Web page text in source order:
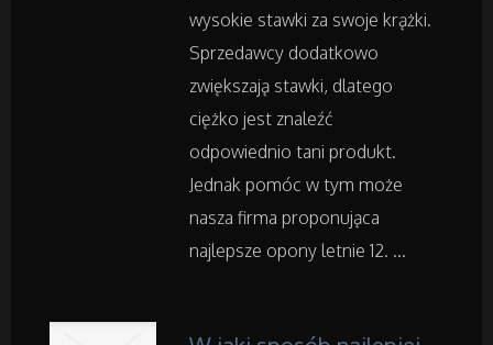
Inne Sklepy
Maszyny Specjalistyczne
Maszyny
Narzędzia
wysokie stawki za swoje krążki.
Sprzedawcy dodatkowo
zwiększają stawki, dlatego
ciężko jest znaleźć
odpowiednio tani produkt.
Jednak pomóc w tym może
nasza firma proponująca
najlepsze opony letnie 12. ...